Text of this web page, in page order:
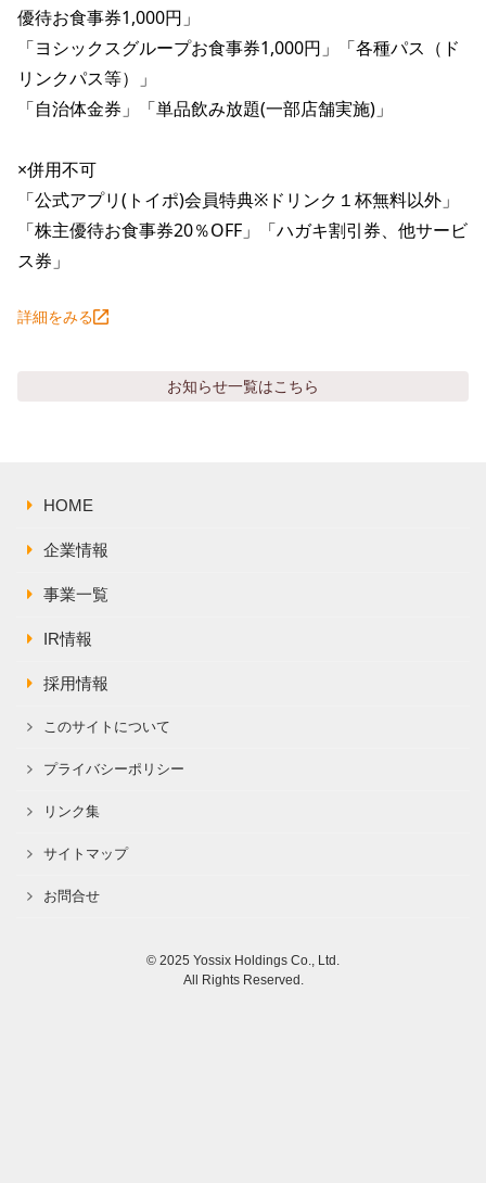
優待お食事券1,000円」
「ヨシックスグループお食事券1,000円」「各種パス（ド
リンクパス等）」
「自治体金券」「単品飲み放題(一部店舗実施)」
×併用不可
「公式アプリ(トイポ)会員特典※ドリンク１杯無料以外」
「株主優待お食事券20％OFF」「ハガキ割引券、他サービ
ス券」
詳細をみる
お知らせ一覧はこちら
HOME
企業情報
事業一覧
IR情報
採用情報
このサイトについて
プライバシーポリシー
リンク集
サイトマップ
お問合せ
© 2025 Yossix Holdings Co., Ltd.
All Rights Reserved.